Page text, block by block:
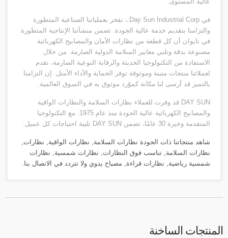
في Day Sun Industrial Corp.، نفخر بعملياتنا الصناعية المتطورة
والتزامنا بتقديم خدمة عالية الجودة. تضمن منشآتنا الإنتاجية المتطورة
في تايوان أن كل قطعة من نظارات الأمان والمصابيح الكهربائية
مصنوعة بدقة وتلبي معايير السلامة الدولية الصارمة. من خلال
الاستفادة من التكنولوجيا الحديثة والرقابة النوعية الصارمة، نقدم
لعملائنا منتجات متينة وموثوقة توفر الحماية والأداء الأمثل. إن التزامنا
بالتميز قد أرسى لنا مكانة كموّرد موثوق به في السوق العالمية.
DAY SUN قد وفرت للعملاء نظارات السلامة والنظارات الواقية
والمصابيح الكهربائية عالية الجودة منذ عام 1975. مع التكنولوجيا
المتقدمة وخبرة 30 عامًا، تضمن DAY SUN تلبية احتياجات كل عميل.
شاهد منتجاتنا ذات الجودة نظارات السلامة, نظارات الواقية, نظارات,
نظارات السلامة, تناسب فوق النظارات, نظارات شمسية, نظارات
شمسية رياضية, نظارات قراءة, مصباح يدوي ولا تتردد في الاتصال بنا.
المنتجات الساخنة